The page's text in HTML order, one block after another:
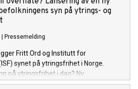
syn på ytrings- og
| Pressemelding
Fritt Ord og Institutt for
synet på ytringsfrihet i Norge.
på ytringsfrihet i dag? Ny
Fritt Ord og ISF inviterer til